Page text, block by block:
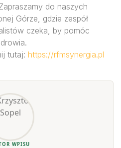
do naszych
Górze, gdzie zespół
czeka, by pomóc
tutaj: https://rfmsynergia.pl
WPISU